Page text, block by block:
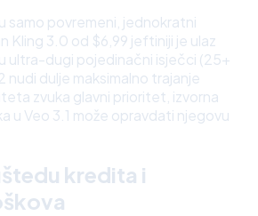
samo povremeni, jednokratni
Kling 3.0 od $6,99 jeftiniji je ulaz
ultra-dugi pojedinačni isječci (25+
nudi dulje maksimalno trajanje
zvuka glavni prioritet, izvorna
u Veo 3.1 može opravdati njegovu
kredita i